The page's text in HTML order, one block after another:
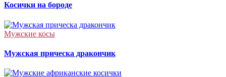
Косички на бороде
Мужские косы
Мужская прическа дракончик